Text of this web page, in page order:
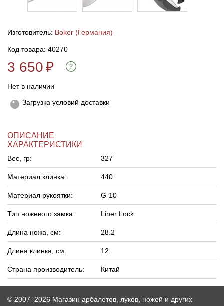
Изготовитель: Boker (Германия)
Код товара: 40270
3 650₽
Нет в наличии
Загрузка условий доставки
ОПИСАНИЕ
ХАРАКТЕРИСТИКИ
Вес, гр: 327
Материал клинка: 440
Материал рукоятки: G-10
Тип ножевого замка: Liner Lock
Длина ножа, см: 28.2
Длина клинка, см: 12
Страна производитель: Китай
© 2007–2026 Магазин арбалетов, луков, ножей и других
Полочки для лука
Плунжеры для лука
Ножи складные